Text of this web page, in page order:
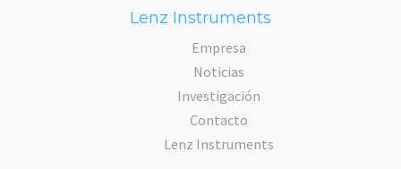
Lenz Instruments
Empresa
Noticias
Investigación
Contacto
Lenz Instruments